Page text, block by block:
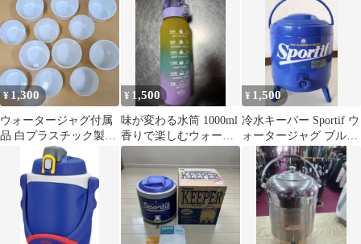
ー B
¥1,300
ウォータージャグ付属
品 白プラスチック製コ
ップ 12個セット ※コッ
プのみ
¥ 1,500
味が変わる水筒 1000ml
香りで楽しむウォータ
ージャグ
¥ 1,500
冷水キーパー Sportif ウ
ォータージャグ ブル
ー 6.1リットル